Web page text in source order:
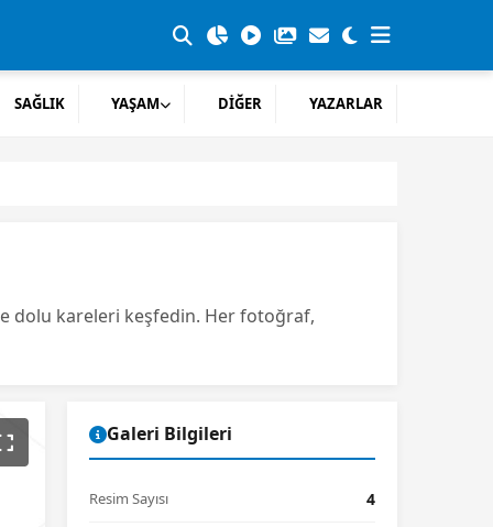
SAĞLIK YAŞAM DİĞER YAZARLAR
dolu kareleri keşfedin. Her fotoğraf,
Galeri Bilgileri
Resim Sayısı 4